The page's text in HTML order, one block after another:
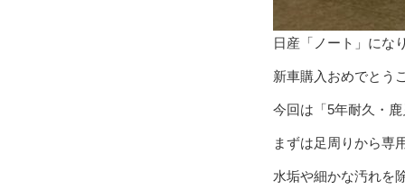
日産「ノート」にな
新車購入おめでとう
今回は「5年耐久・
まずは足周りから専
水垢や細かな汚れを